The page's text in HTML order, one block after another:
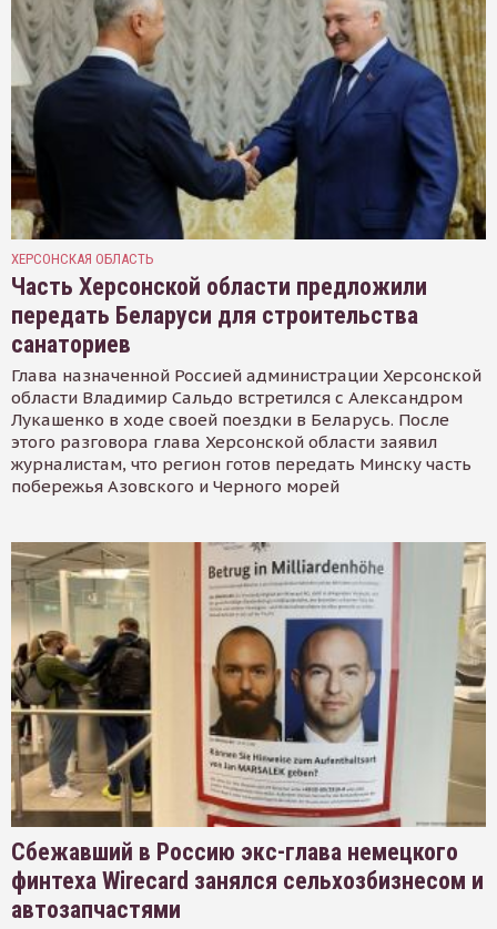
ХЕРСОНСКАЯ ОБЛАСТЬ
Часть Херсонской области предложили
передать Беларуси для строительства
санаториев
Глава назначенной Россией администрации Херсонской
области Владимир Сальдо встретился с Александром
Лукашенко в ходе своей поездки в Беларусь. После
этого разговора глава Херсонской области заявил
журналистам, что регион готов передать Минску часть
побережья Азовского и Черного морей
Сбежавший в Россию экс-глава немецкого
финтеха Wirecard занялся сельхозбизнесом и
автозапчастями